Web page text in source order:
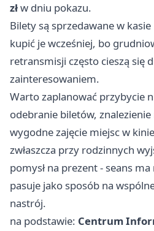
złw dniu pokazu.
Bilety są sprzedawane w kasie
kupić je wcześniej, bo
retransmisji często cieszą się
zainteresowaniem.
Warto zaplanować przybycie
odebranie biletów,
wygodne zajęcie miejsc w
zwłaszcza przy rodzinnych
pomysł na prezent - seans
pasuje jako sposób na
nastrój.
na podstawie: Centrum